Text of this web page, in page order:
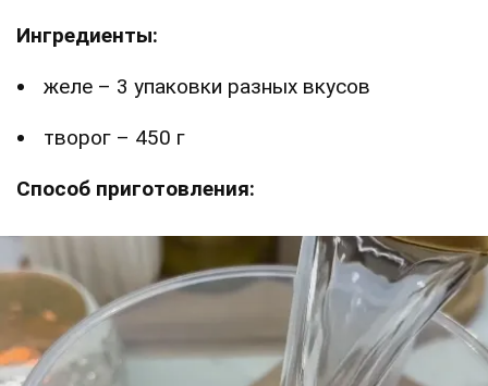
Ингредиенты:
желе – 3 упаковки разных вкусов
творог – 450 г
Способ приготовления: